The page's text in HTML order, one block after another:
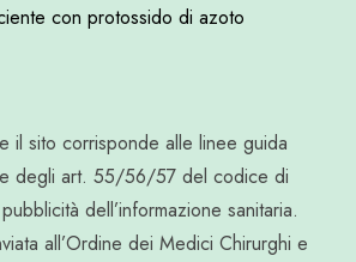
con protossido di azoto
il sito corrisponde alle linee guida
degli art. 55/56/57 del codice di
dell’informazione sanitaria.
all’Ordine dei Medici Chirurghi e